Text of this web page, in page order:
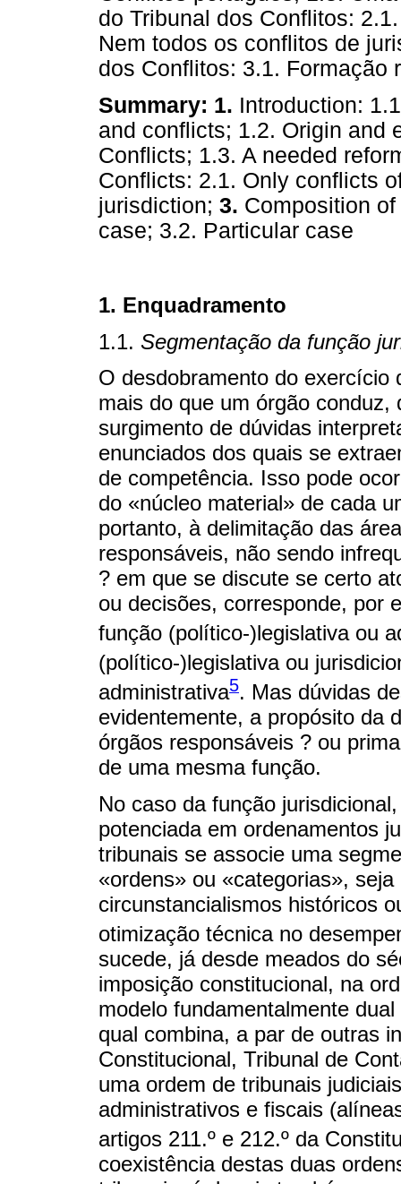
do Tribunal dos Conflitos:
Nem todos os conflitos de
dos Conflitos: 3.1. Formação
Summary: 1. Introduction:
and conflicts; 1.2. Origin and
Conflicts; 1.3. A needed
Conflicts: 2.1. Only conflicts
jurisdiction; 3. Composition
case; 3.2. Particular case
1. Enquadramento
1.1. Segmentação da função
O desdobramento do exercício
mais do que um órgão
surgimento de dúvidas
enunciados dos quais se
de competência. Isso pode
do «núcleo material» de cada
portanto, à delimitação das
responsáveis, não sendo
? em que se discute se certo
ou decisões, corresponde, por
função (político-)legislativa ou
(político-)legislativa ou
administrativa5. Mas dúvidas
evidentemente, a propósito da
órgãos responsáveis ? ou
de uma mesma função.
No caso da função
potenciada em ordenamentos
tribunais se associe uma
«ordens» ou «categorias»,
circunstancialismos históricos
otimização técnica no
sucede, já desde meados do
imposição constitucional, na
modelo fundamentalmente
qual combina, a par de outras
Constitucional, Tribunal de
uma ordem de tribunais
administrativos e fiscais
artigos 211.º e 212.º da
coexistência destas duas